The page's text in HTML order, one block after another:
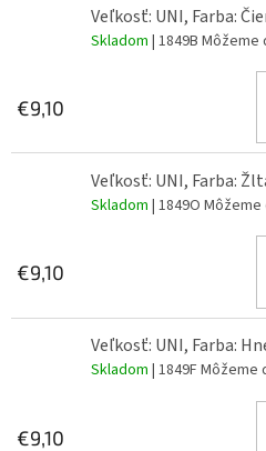
Veľkosť: UNI, Farba:
Skladom | 1849B Môžeme
€9,10
Veľkosť: UNI, Farba:
Skladom | 1849O
€9,10
Veľkosť: UNI, Farba:
Skladom | 1849F Môžeme
€9,10